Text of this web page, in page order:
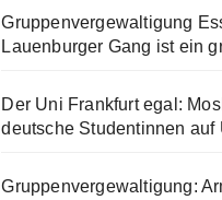
Gruppenvergewaltigung
Lauenburger Gang ist ein
Der Uni Frankfurt egal:
deutsche Studentinnen auf
Gruppenvergewaltigung: